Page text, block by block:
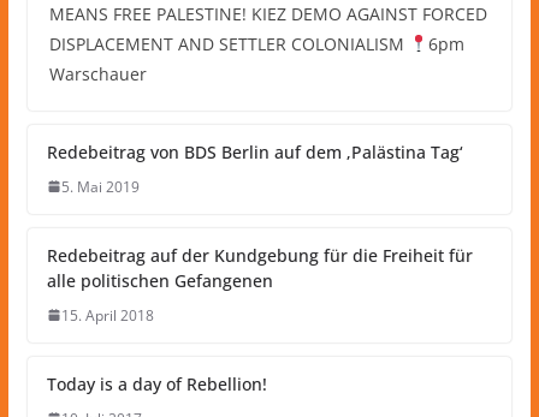
MEANS FREE PALESTINE! KIEZ DEMO AGAINST FORCED
DISPLACEMENT AND SETTLER COLONIALISM
6pm
Warschauer
Redebeitrag von BDS Berlin auf dem ‚Palästina Tag‘
5. Mai 2019
Redebeitrag auf der Kundgebung für die Freiheit für
alle politischen Gefangenen
15. April 2018
Today is a day of Rebellion!